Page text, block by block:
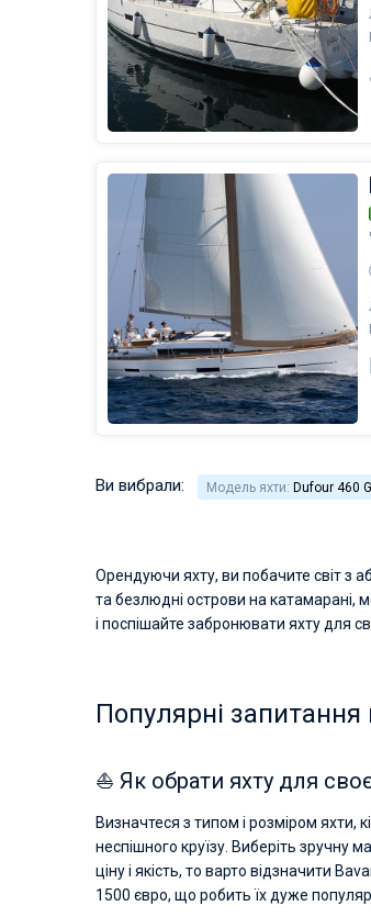
Ви вибрали: Модель яхти: Dufour 460
Орендуючи яхту, ви побачите світ з
та безлюдні острови на катамарані,
і поспішайте забронювати яхту для
Популярні
⛵ Як обрати яхту для
Визначтеся з типом і розміром яхти,
неспішного круїзу. Виберіть зручну
ціну і якість, то варто відзначити
1500 євро, що робить їх дуже